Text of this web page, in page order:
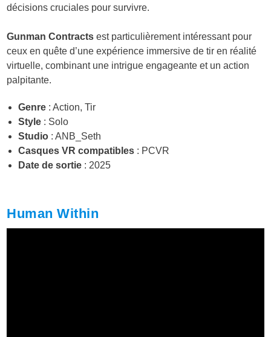
décisions cruciales pour survivre.
Gunman Contracts est particulièrement intéressant pour
ceux en quête d’une expérience immersive de tir en réalité
virtuelle, combinant une intrigue engageante et un action
palpitante.
Genre : Action, Tir
Style : Solo
Studio : ANB_Seth
Casques VR compatibles : PCVR
Date de sortie : 2025
Human Within